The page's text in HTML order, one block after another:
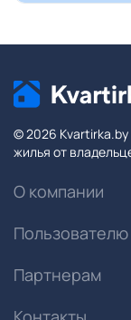
© 2026 Kvartirka.by
жилья от
О компании
Пользователю
Партнерам